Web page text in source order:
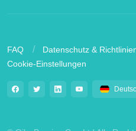
FAQ Datenschutz &
Cookie-Einstellungen